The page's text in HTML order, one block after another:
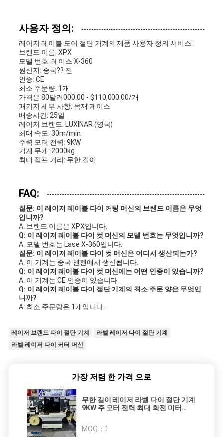
사용자 정의:
레이저 레이블 도어 절단 기계의 제품 사용자 정의 서비스:
브랜드 이름: XPX
모델 번호: 레이스 X-360
원산지: 중국?? 진
인증: CE
최소 주문량: 1개
가격은 80달러000.00 - $110,000.00/개
패키지 세부 사항: 목재 케이스
배송시간: 25일
레이저 브랜드: LUXINAR (영국)
최대 속도: 30m/min
주력 모터 전력: 9KW
기계 무게: 2000kg
최대 점프 거리: 무한 길이
FAQ:
질문: 이 레이저 레이블 다이 커팅 머신의 브랜드 이름은 무엇
입니까?
A: 브랜드 이름은 XPX입니다.
Q: 이 레이저 레이블 다이 컷 머신의 모델 번호는 무엇입니까?
A: 모델 번호는 Lase X-360입니다.
질문: 이 레이저 레이블 다이 컷 머신은 어디서 생산되는가?
A: 이 기계는 중국 첸젠에서 생산됩니다.
Q: 이 레이저 레이블 다이 컷 머신에는 어떤 인증이 있습니까?
A: 이 기계는 CE 인증이 있습니다.
Q: 이 레이저 레이블 다이 절단 기계의 최소 주문 양은 무엇입
니까?
A: 최소 주문량은 1개입니다.
레이저 브랜드 다이 절단 기계
라벨 레이저 다이 절단 기계
라벨 레이저 다이 커터 머신
가장 저렴 한 가격 으로
무한 길이 레이저 라벨 다이 절단 기계
9KW 주 모터 전력 최대 회전 미터
MOQ： 1